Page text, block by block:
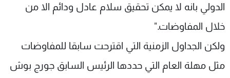
الدولي بانه لا يمكن تحقيق سلام عادل ودائم الا من
خلال المفاوضات."
ولكن الجداول الزمنية التي اقترحت سابقا للمفاوضات
مثل مهلة العام التي حددها الرئيس السابق جورج بوش